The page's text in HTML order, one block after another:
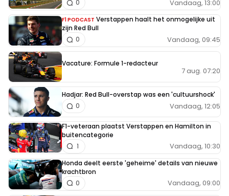
Vandaag, 13:00
0
F1 PODCAST Verstappen haalt het onmogelijke uit
zijn Red Bull
Vandaag, 09:45
0
Vacature: Formule 1-redacteur
7 aug. 07:20
Hadjar: Red Bull-overstap was een 'cultuurshock'
Vandaag, 12:05
0
F1-veteraan plaatst Verstappen en Hamilton in
buitencategorie
Vandaag, 10:30
1
Honda deelt eerste 'geheime' details van nieuwe
krachtbron
Vandaag, 09:00
0